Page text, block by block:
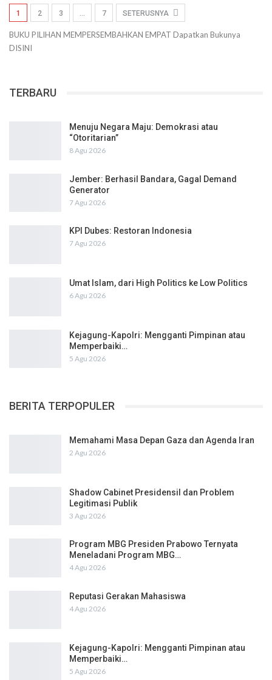
1 2 3 … 7 SETERUSNYA
BUKU PILIHAN MEMPERSEMBAHKAN EMPAT Dapatkan Bukunya
DISINI
TERBARU
Menuju Negara Maju: Demokrasi atau
“Otoritarian”
8 Agu 2026
Jember: Berhasil Bandara, Gagal Demand
Generator
7 Agu 2026
KPI Dubes: Restoran Indonesia
7 Agu 2026
Umat Islam, dari High Politics ke Low Politics
6 Agu 2026
Kejagung-Kapolri: Mengganti Pimpinan atau
Memperbaiki…
5 Agu 2026
BERITA TERPOPULER
Memahami Masa Depan Gaza dan Agenda Iran
2 Agu 2026
Shadow Cabinet Presidensil dan Problem
Legitimasi Publik
3 Agu 2026
Program MBG Presiden Prabowo Ternyata
Meneladani Program MBG…
4 Agu 2026
Reputasi Gerakan Mahasiswa
4 Agu 2026
Kejagung-Kapolri: Mengganti Pimpinan atau
Memperbaiki…
5 Agu 2026